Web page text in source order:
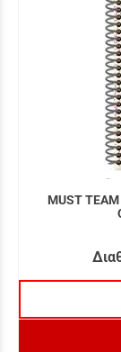
MUST